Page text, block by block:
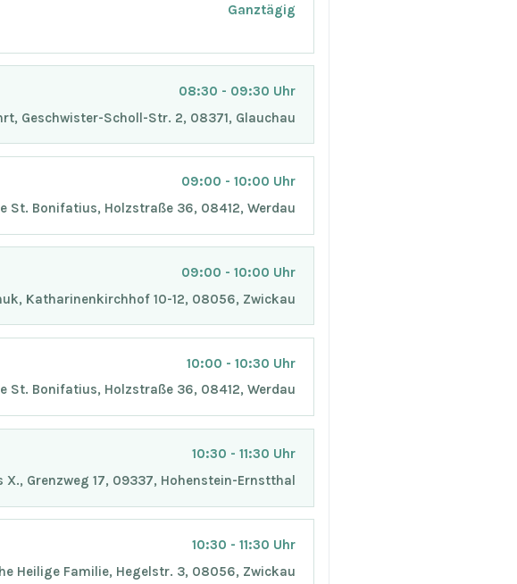
Ganztägig
08:30 - 09:30 Uhr
Geschwister-Scholl-Str. 2, 08371, Glauchau
09:00 - 10:00 Uhr
St. Bonifatius, Holzstraße 36, 08412, Werdau
09:00 - 10:00 Uhr
Katharinenkirchhof 10-12, 08056, Zwickau
10:00 - 10:30 Uhr
St. Bonifatius, Holzstraße 36, 08412, Werdau
10:30 - 11:30 Uhr
X., Grenzweg 17, 09337, Hohenstein-Ernstthal
10:30 - 11:30 Uhr
Heilige Familie, Hegelstr. 3, 08056, Zwickau